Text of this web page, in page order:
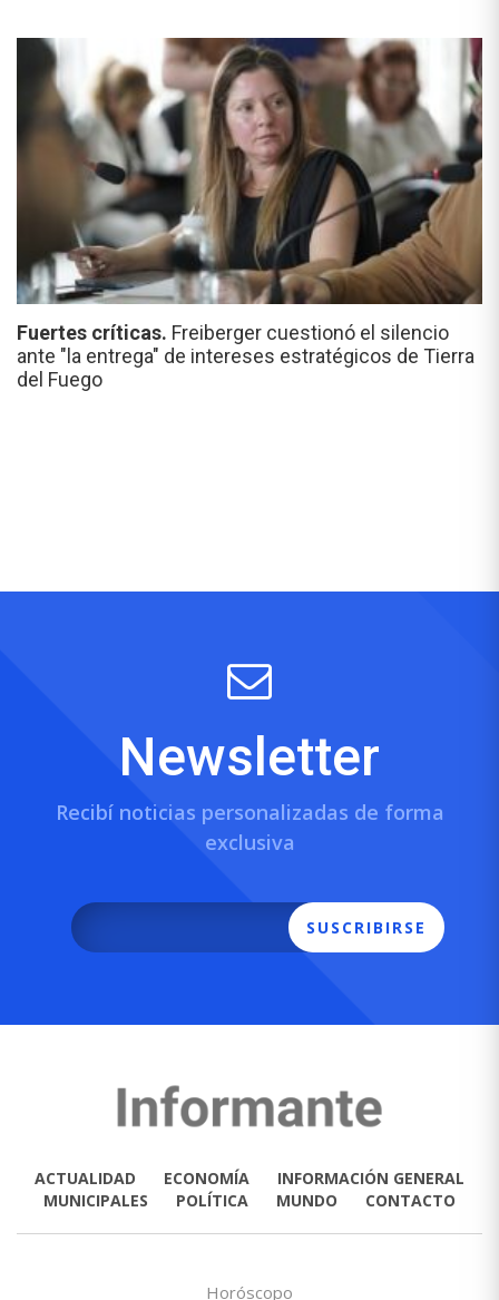
Fuertes críticas. Freiberger cuestionó el silencio
ante "la entrega" de intereses estratégicos de Tierra
del Fuego
Newsletter
Recibí noticias personalizadas de forma
exclusiva
SUSCRIBIRSE
ACTUALIDAD ECONOMÍA
INFORMACIÓN GENERAL
MUNICIPALES
POLÍTICA MUNDO CONTACTO
Horóscopo